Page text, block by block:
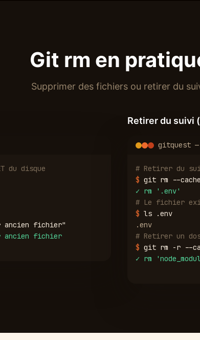
Git rm en
Supprimer des fichiers ou retirer du
du disque
ancien fichier"
ancien fichier
Retirer du suivi
gitquest
# Retirer du
$ git rm --
✓ rm '.env'
# Le fichier
$ ls .env
.env
# Retirer un
$ git rm -r --
✓ rm